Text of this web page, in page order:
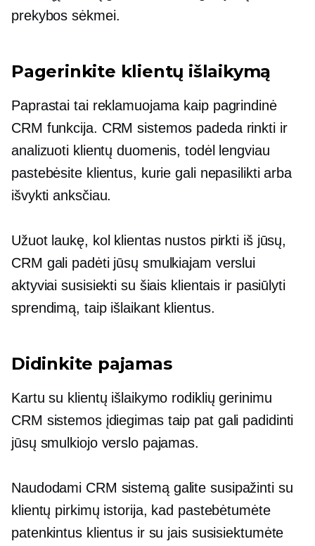
prekybos sėkmei.
Pagerinkite klientų išlaikymą
Paprastai tai reklamuojama kaip pagrindinė
CRM funkcija. CRM sistemos padeda rinkti ir
analizuoti klientų duomenis, todėl lengviau
pastebėsite klientus, kurie gali nepasilikti arba
išvykti anksčiau.
Užuot laukę, kol klientas nustos pirkti iš jūsų,
CRM gali padėti jūsų smulkiajam verslui
aktyviai susisiekti su šiais klientais ir pasiūlyti
sprendimą, taip išlaikant klientus.
Didinkite pajamas
Kartu su klientų išlaikymo rodiklių gerinimu
CRM sistemos įdiegimas taip pat gali padidinti
jūsų smulkiojo verslo pajamas.
Naudodami CRM sistemą galite susipažinti su
klientų pirkimų istorija, kad pastebėtumėte
patenkintus klientus ir su jais susisiektumėte